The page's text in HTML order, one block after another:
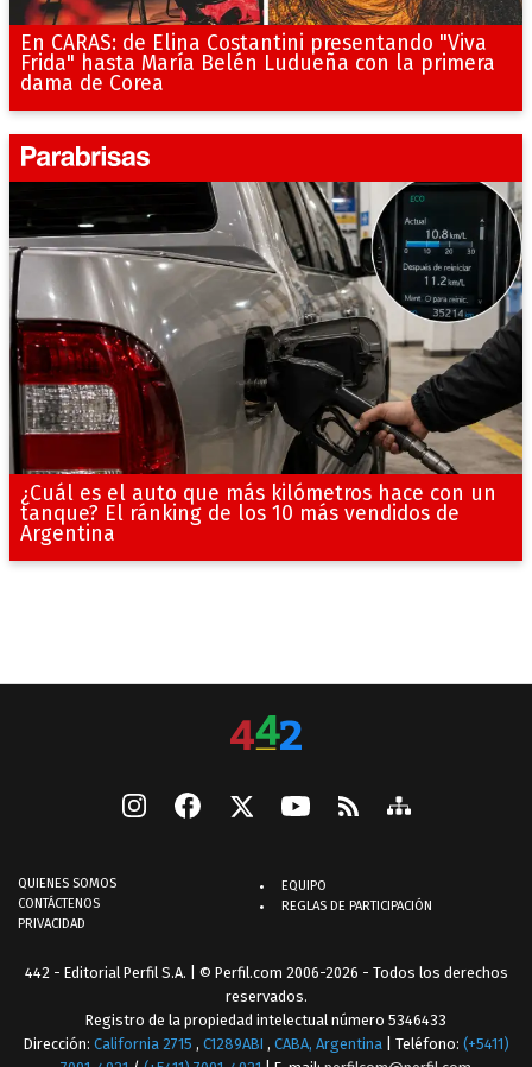
En CARAS: de Elina Costantini presentando "Viva
Frida" hasta María Belén Ludueña con la primera
dama de Corea
¿Cuál es el auto que más kilómetros hace con un
tanque? El ránking de los 10 más vendidos de
Argentina
QUIENES SOMOS
CONTÁCTENOS
PRIVACIDAD
EQUIPO
REGLAS DE PARTICIPACIÓN
442 - Editorial Perfil S.A. | © Perfil.com 2006-2026 - Todos los derechos
reservados.
Registro de la propiedad intelectual número 5346433
Dirección: California 2715 , C1289ABI , CABA, Argentina | Teléfono: (+5411)